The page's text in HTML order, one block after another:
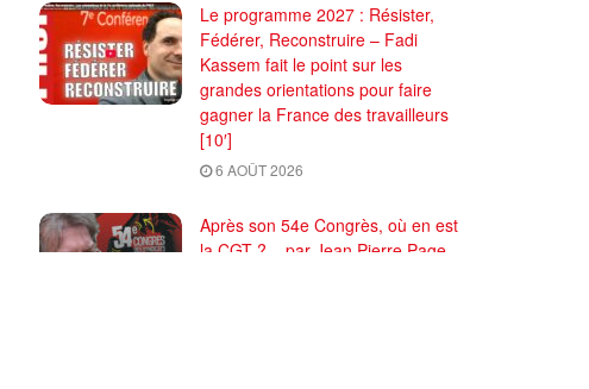
Le programme 2027 : Résister,
Fédérer, Reconstruire – Fadi
Kassem fait le point sur les
grandes orientations pour faire
gagner la France des travailleurs
[10′]
6 AOÛT 2026
Après son 54e Congrès, où en est
la CGT ? – par Jean Pierre Page